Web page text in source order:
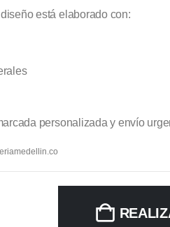
está elaborado con:
personalizada y envío